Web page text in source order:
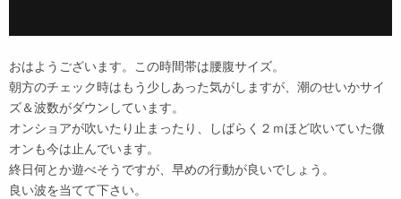
おはようございます。この時間帯は腰腹サイズ。
朝方のチェック時はもう少しあった気がしますが、潮のせいかサイ
ズ＆波数がダウンしています。
オンショアが吹いたり止まったり、しばらく２ｍほど吹いていた微
オンも今は止んでいます。
終日何とか遊べそうですが、早めの行動が良いでしょう。
良い波を当てて下さい。